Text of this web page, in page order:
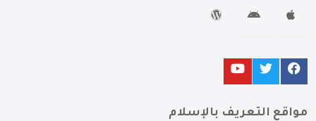
مواقع التعريف بالإسلام